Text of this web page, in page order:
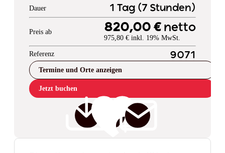
Dauer 1 Tag (7 Stunden)
Preis ab 820,00 € netto
975,80 € inkl. 19% MwSt.
Referenz 9071
Termine und Orte anzeigen
Jetzt buchen